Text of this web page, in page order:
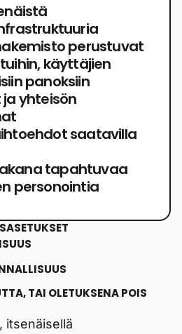
perustuvat
käyttäjien
panoksiin
yhteisön
saatavilla
tapahtuvaa
personointia
TAI OLETUKSENA POIS
itsenäisellä